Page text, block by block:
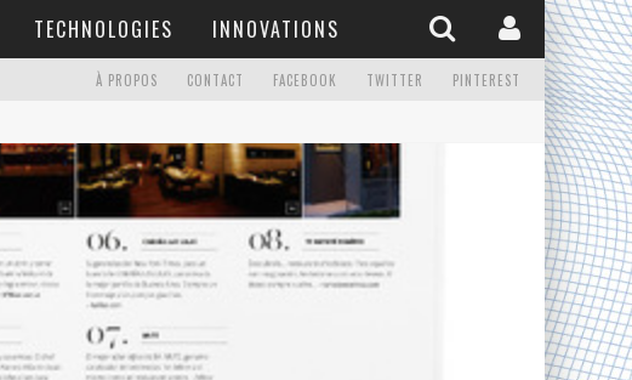
TECHNOLOGIES INNOVATIONS
À PROPOS CONTACT FACEBOOK TWITTER PINTEREST